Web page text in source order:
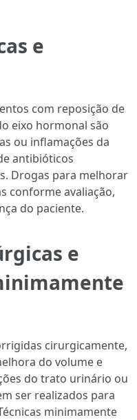
e
com reposição de
eixo hormonal são
ou inflamações da
antibióticos
Drogas para melhorar
conforme avaliação,
do paciente.
e
cirurgicamente,
do volume e
do trato urinário ou
ser realizados para
minimamente